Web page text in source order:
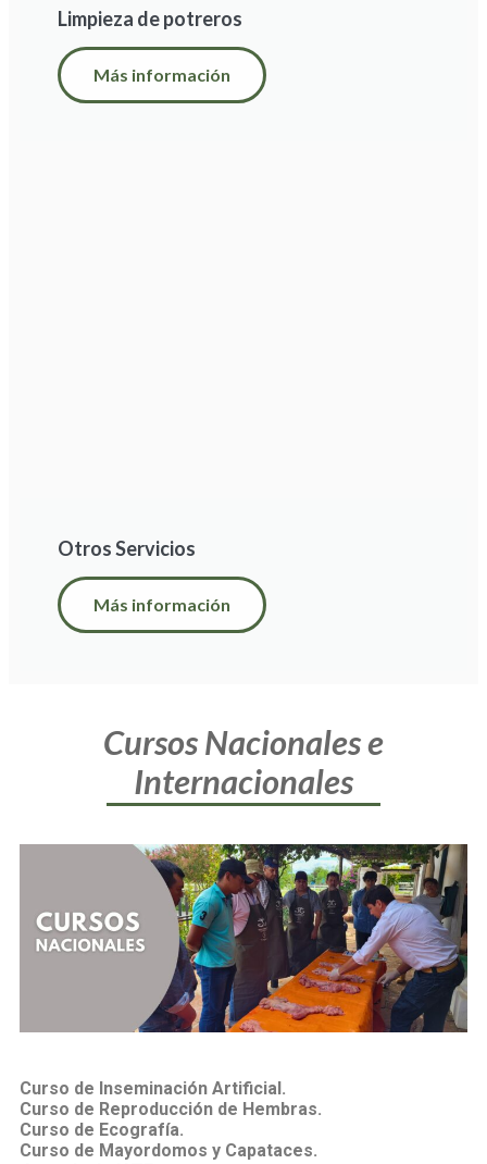
Limpieza de potreros
Más información
Otros Servicios
Más información
Cursos Nacionales e
Internacionales
Curso de Inseminación Artificial.
Curso de Reproducción de Hembras.
Curso de Ecografía.
Curso de Mayordomos y Capataces.